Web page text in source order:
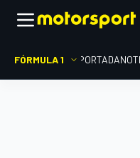
FÓRMULA 1 PORTADA